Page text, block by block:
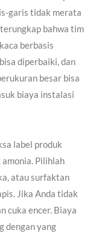
garis tidak merata
bahwa tim
berbasis
diperbaiki, dan
besar bisa
biaya instalasi
label produk
Pilihlah
atau surfaktan
Jika Anda tidak
cuka encer. Biaya
dengan yang